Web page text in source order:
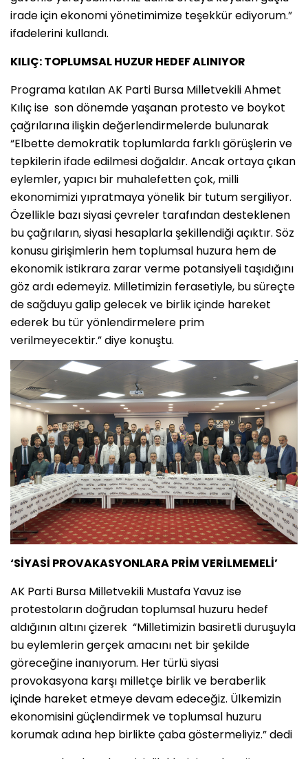
irade için ekonomi yönetimimize teşekkür ediyorum.”
ifadelerini kullandı.
KILIÇ: TOPLUMSAL HUZUR HEDEF ALINIYOR
Programa katılan AK Parti Bursa Milletvekili Ahmet
Kılıç ise son dönemde yaşanan protesto ve boykot
çağrılarına ilişkin değerlendirmelerde bulunarak
“Elbette demokratik toplumlarda farklı görüşlerin ve
tepkilerin ifade edilmesi doğaldır. Ancak ortaya çıkan
eylemler, yapıcı bir muhalefetten çok, milli
ekonomimizi yıpratmaya yönelik bir tutum sergiliyor.
Özellikle bazı siyasi çevreler tarafından desteklenen
bu çağrıların, siyasi hesaplarla şekillendiği açıktır. Söz
konusu girişimlerin hem toplumsal huzura hem de
ekonomik istikrara zarar verme potansiyeli taşıdığını
göz ardı edemeyiz. Milletimizin ferasetiyle, bu süreçte
de sağduyu galip gelecek ve birlik içinde hareket
ederek bu tür yönlendirmelere prim
verilmeyecektir.” diye konuştu.
‘SİYASİ PROVAKASYONLARA PRİM VERİLMEMELİ’
AK Parti Bursa Milletvekili Mustafa Yavuz ise
protestoların doğrudan toplumsal huzuru hedef
aldığının altını çizerek “Milletimizin basiretli duruşuyla
bu eylemlerin gerçek amacını net bir şekilde
göreceğine inanıyorum. Her türlü siyasi
provokasyona karşı milletçe birlik ve beraberlik
içinde hareket etmeye devam edeceğiz. Ülkemizin
ekonomisini güçlendirmek ve toplumsal huzuru
korumak adına hep birlikte çaba göstermeliyiz.” dedi